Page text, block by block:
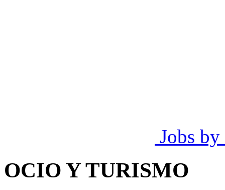
Jobs by
OCIO Y TURISMO